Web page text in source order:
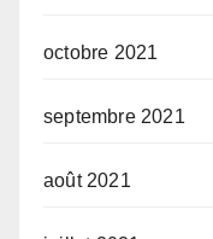
octobre 2021
septembre 2021
août 2021